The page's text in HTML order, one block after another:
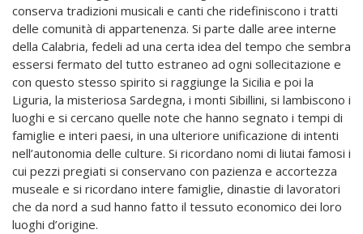
conserva tradizioni musicali e canti che ridefiniscono i tratti
delle comunità di appartenenza. Si parte dalle aree interne
della Calabria, fedeli ad una certa idea del tempo che sembra
essersi fermato del tutto estraneo ad ogni sollecitazione e
con questo stesso spirito si raggiunge la Sicilia e poi la
Liguria, la misteriosa Sardegna, i monti Sibillini, si lambiscono i
luoghi e si cercano quelle note che hanno segnato i tempi di
famiglie e interi paesi, in una ulteriore unificazione di intenti
nell’autonomia delle culture. Si ricordano nomi di liutai famosi i
cui pezzi pregiati si conservano con pazienza e accortezza
museale e si ricordano intere famiglie, dinastie di lavoratori
che da nord a sud hanno fatto il tessuto economico dei loro
luoghi d’origine.